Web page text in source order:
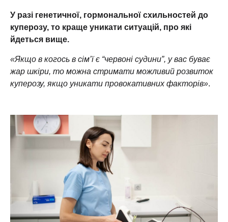
У разі генетичної, гормональної схильностей до
куперозу, то краще уникати ситуацій, про які
йдеться вище.
«Якщо в когось в сім’ї є “червоні судини”, у вас буває
жар шкіри, то можна стримати можливий розвиток
куперозу, якщо уникати провокативних факторів»